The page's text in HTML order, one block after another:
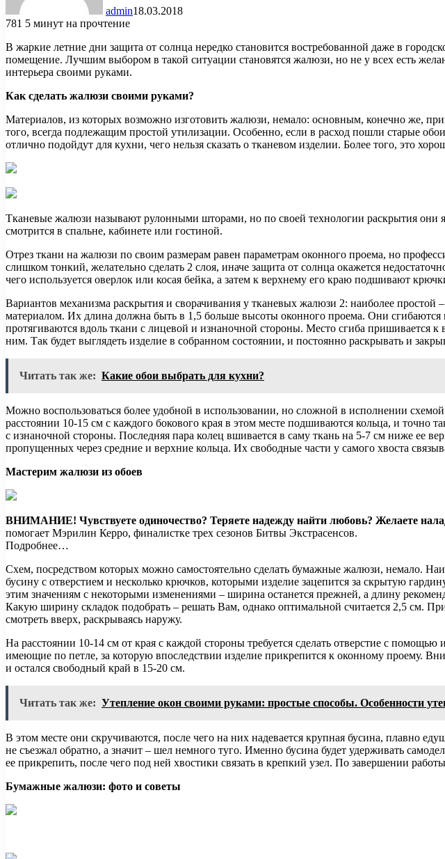
admin18.03.2018
781 5 минут на прочтение
В жаркие летние дни защита от солнца нередко становится востребованной даже в
помещение. Лучшим выбором в такой ситуации становятся жалюзи, но не у всех есть
интерьера своими руками.
Как сделать жалюзи своими руками?
Материалов, из которых возможно изготовить жалюзи, немало: основным, конечно же,
того, всегда подлежащим простой утилизации. Особенно, если в расход пошли старые
отлично подойдут для кухни, чего нельзя сказать о тканевом изделии. Более того, это
Тканевые жалюзи называют рулонными шторами, но по своей технологии раскрытия
смотрится в спальне, кабинете или гостиной.
Отрез ткани на жалюзи по своим размерам равен параметрам оконного проема, но
слишком тонкий, желательно сделать 2 слоя, иначе защита от солнца окажется
чего используется оверлок или косая бейка, а затем к верхнему его краю подшивают
Вариантов механизма раскрытия и сворачивания у тканевых жалюзи 2: наиболее
материалом. Их длина должна быть в 1,5 больше высоты оконного проема. Они
протягиваются вдоль ткани с лицевой и изнаночной стороны. Место сгиба
ним. Так будет выглядеть изделие в собранном состоянии, и постоянно раскрывать и
Читать так же: Какие обои выбрать для кухни?
Можно воспользоваться более удобной в использовании, но сложной в исполнении
расстоянии 10-15 см с каждого бокового края в этом месте подшиваются кольца, и точно
с изнаночной стороны. Последняя пара колец вшивается в саму ткань на 5-7 см ниже ее
пропущенных через средние и верхние кольца. Их свободные части у самого хвоста
Мастерим жалюзи из обоев
ВНИМАНИЕ! Чувствуете одиночество? Теряете надежду найти любовь? Желаете
помогает Мэрилин Керро, финалистке трех сезонов Битвы Экстрасенсов.
Подробнее…
Схем, посредством которых можно самостоятельно сделать бумажные жалюзи, немало.
бусину с отверстием и несколько крючков, которыми изделие зацепится за скрытую
этим значениям с некоторыми изменениями – ширина останется прежней, а длину
Какую ширину складок подобрать – решать Вам, однако оптимальной считается 2,5 см.
смотреть вверх, раскрываясь наружу.
На расстоянии 10-14 см от края с каждой стороны требуется сделать отверстие с
имеющие по петле, за которую впоследствии изделие прикрепится к оконному проему.
и остался свободный край в 15-20 см.
Читать так же: Утепление окон своими руками: простые способы. Особенности
В этом месте они скручиваются, после чего на них надевается крупная бусина, плавно
не съезжал обратно, а значит – шел немного туго. Именно бусина будет удерживать
ее прикрепить, после чего под ней хвостики связать в крепкий узел. По завершении
Бумажные жалюзи: фото и советы